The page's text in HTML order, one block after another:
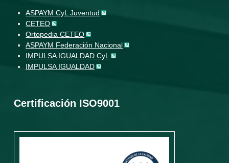
ASPAYM CyL Juventud
CETEO
Ortopedia CETEO
ASPAYM Federación Nacional
IMPULSA IGUALDAD CyL
IMPULSA IGUALDAD
Certificación ISO9001